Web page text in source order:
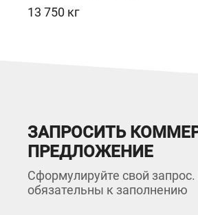
13 750 кг
ЗАПРОСИТЬ
ПРЕДЛОЖЕНИЕ
Сформулируйте свой
обязательны к заполнению